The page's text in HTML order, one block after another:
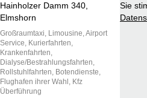
Hainholzer Damm 340,
Elmshorn
Großraumtaxi, Limousine, Airport
Service, Kurierfahrten,
Krankenfahrten,
Dialyse/Bestrahlungsfahrten,
Rollstuhlfahrten, Botendienste,
Flughafen ihrer Wahl, Kfz
Überführung
Sie